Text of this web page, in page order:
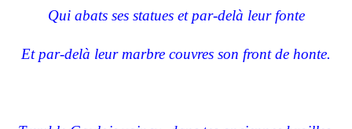
Qui abats ses statues et par-delà leur fonte
Et par-delà leur marbre couvres son front de honte.